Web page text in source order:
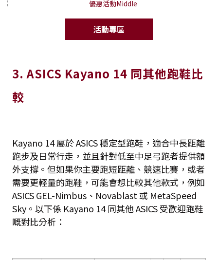
活動專區
3. ASICS Kayano 14 同其他跑鞋比
較
Kayano 14 屬於 ASICS 穩定型跑鞋，適合中長距離
跑步及日常行走，並且針對低至中足弓跑者提供額
外支撐。但如果你主要跑短距離、競速比賽，或者
需要更輕量的跑鞋，可能會想比較其他款式，例如
ASICS GEL-Nimbus、Novablast 或 MetaSpeed
Sky。以下係 Kayano 14 同其他 ASICS 受歡迎跑鞋
嘅對比分析：